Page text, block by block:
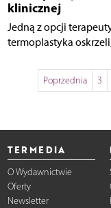
klinicznej
Jedną z opcji
termoplastyka
Poprzednia 3
TERMEDIA
O Wydawnictwie
Oferty
Newsletter